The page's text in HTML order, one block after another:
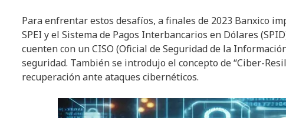
Para enfrentar estos desafíos, a finales de 2023 Banxico
SPEI y el Sistema de Pagos Interbancarios en Dólares
cuenten con un CISO (Oficial de Seguridad de la
seguridad. También se introdujo el concepto de “Ciber-
recuperación ante ataques cibernéticos.